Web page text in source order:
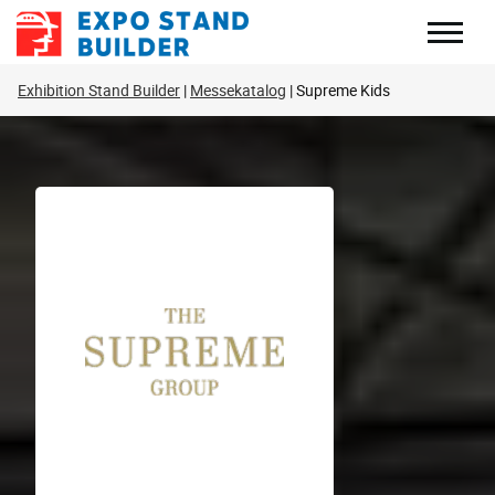
Zum
Inhalt
Exhibition Stand Builder Messekatalog Supreme Kids